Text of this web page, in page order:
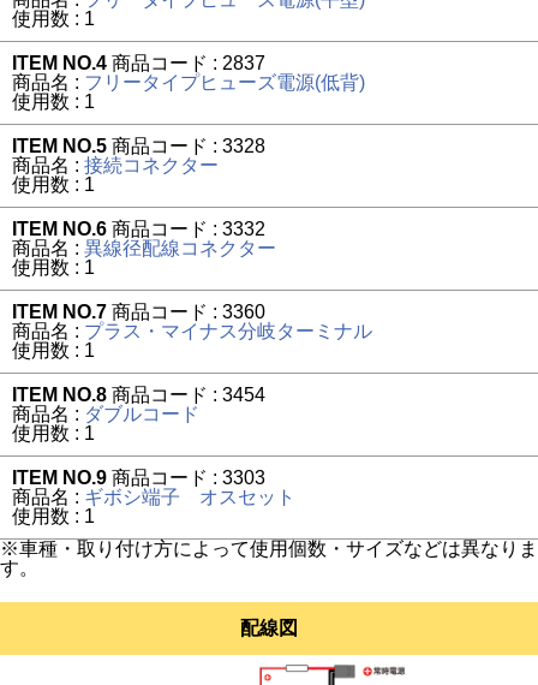
使用数 : 1
ITEM NO.4 商品コード : 2837
商品名 : フリータイプヒューズ電源(低背)
使用数 : 1
ITEM NO.5 商品コード : 3328
商品名 : 接続コネクター
使用数 : 1
ITEM NO.6 商品コード : 3332
商品名 : 異線径配線コネクター
使用数 : 1
ITEM NO.7 商品コード : 3360
商品名 : プラス・マイナス分岐ターミナル
使用数 : 1
ITEM NO.8 商品コード : 3454
商品名 : ダブルコード
使用数 : 1
ITEM NO.9 商品コード : 3303
商品名 : ギボシ端子 オスセット
使用数 : 1
※車種・取り付け方によって使用個数・サイズなどは異なりま
す。
配線図